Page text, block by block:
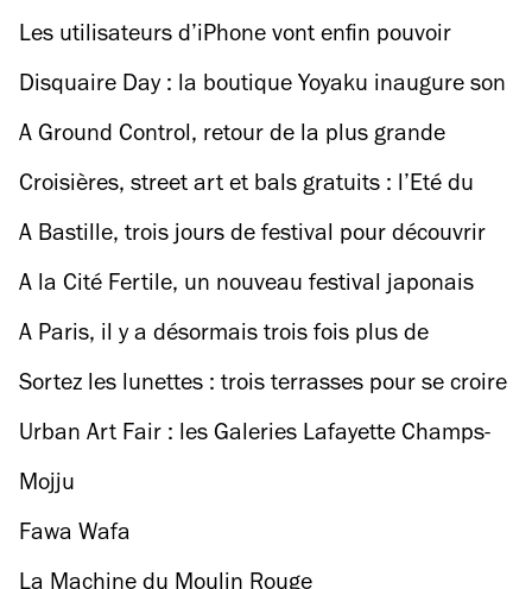
l’un des événements majeurs du Disquaire Day
de retour sur le canal Saint-Martin
Les utilisateurs d’iPhone vont enfin pouvoir
charger leur pass Navigo sur leur téléphone
Disquaire Day : la boutique Yoyaku inaugure son
nouvel espace avec une fête de 20 heures (en
partie gratuite)
A Ground Control, retour de la plus grande
brocante dédiée au sport vintage d’Europe
Croisières, street art et bals gratuits : l’Eté du
canal fait son retour avec les JO à l’horizon
A Bastille, trois jours de festival pour découvrir
les futures stars du rock indé
A la Cité Fertile, un nouveau festival japonais
pour célébrer les cerisiers en fleur
A Paris, il y a désormais trois fois plus de
déplacements à vélo qu’en voiture !
Sortez les lunettes : trois terrasses pour se croire
(déjà) en été
Urban Art Fair : les Galeries Lafayette Champs-
Elysées donnent carte blanche à Seth
Mojju
Fawa Wafa